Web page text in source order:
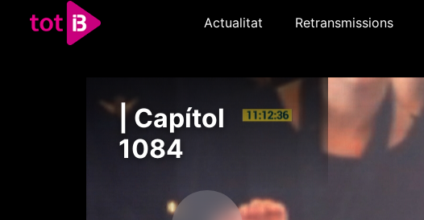
Actualitat Retransmissions
| Capítol
1084